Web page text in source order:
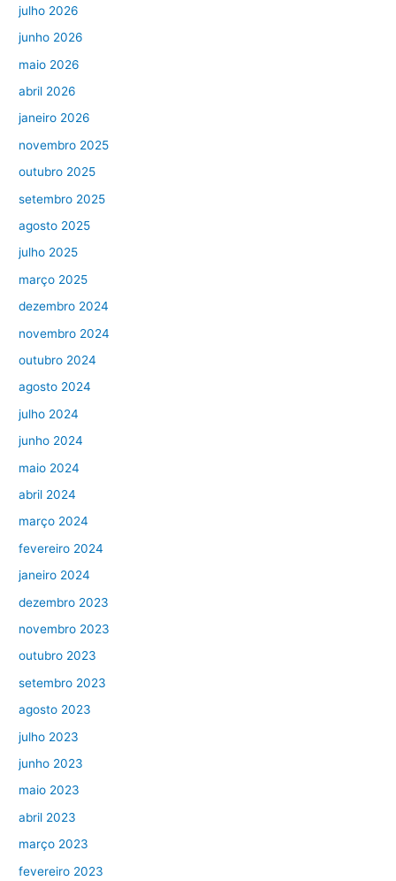
julho 2026
junho 2026
maio 2026
abril 2026
janeiro 2026
novembro 2025
outubro 2025
setembro 2025
agosto 2025
julho 2025
março 2025
dezembro 2024
novembro 2024
outubro 2024
agosto 2024
julho 2024
junho 2024
maio 2024
abril 2024
março 2024
fevereiro 2024
janeiro 2024
dezembro 2023
novembro 2023
outubro 2023
setembro 2023
agosto 2023
julho 2023
junho 2023
maio 2023
abril 2023
março 2023
fevereiro 2023